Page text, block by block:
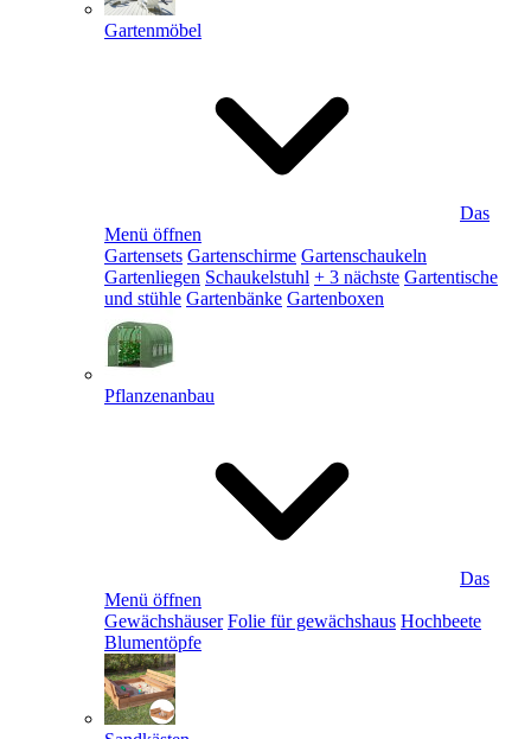
Gartenmöbel
Das
Menü öffnen
Gartensets Gartenschirme Gartenschaukeln
Gartenliegen Schaukelstuhl + 3 nächste Gartentische
und stühle Gartenbänke Gartenboxen
Pflanzenanbau
Das
Menü öffnen
Gewächshäuser Folie für gewächshaus Hochbeete
Blumentöpfe